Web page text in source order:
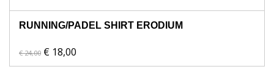
RUNNING/PADEL SHIRT ERODIUM
€ 24,00 € 18,00